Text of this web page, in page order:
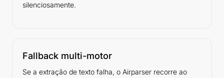
silenciosamente.
Fallback multi-motor
Se a extração de texto falha, o Airparser recorre ao